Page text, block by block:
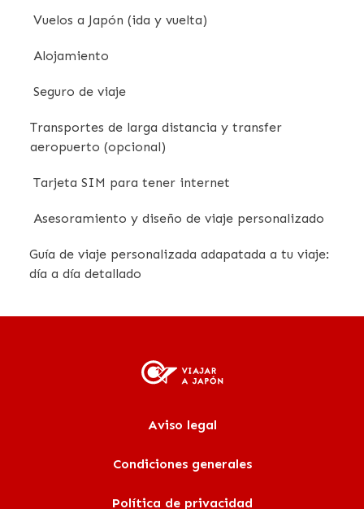
Vuelos a Japón (ida y vuelta)
Alojamiento
Seguro de viaje
Transportes de larga distancia y transfer
aeropuerto (opcional)
Tarjeta SIM para tener internet
Asesoramiento y diseño de viaje personalizado
Guía de viaje personalizada adapatada a tu viaje:
día a día detallado
Aviso legal
Condiciones generales
Política de privacidad